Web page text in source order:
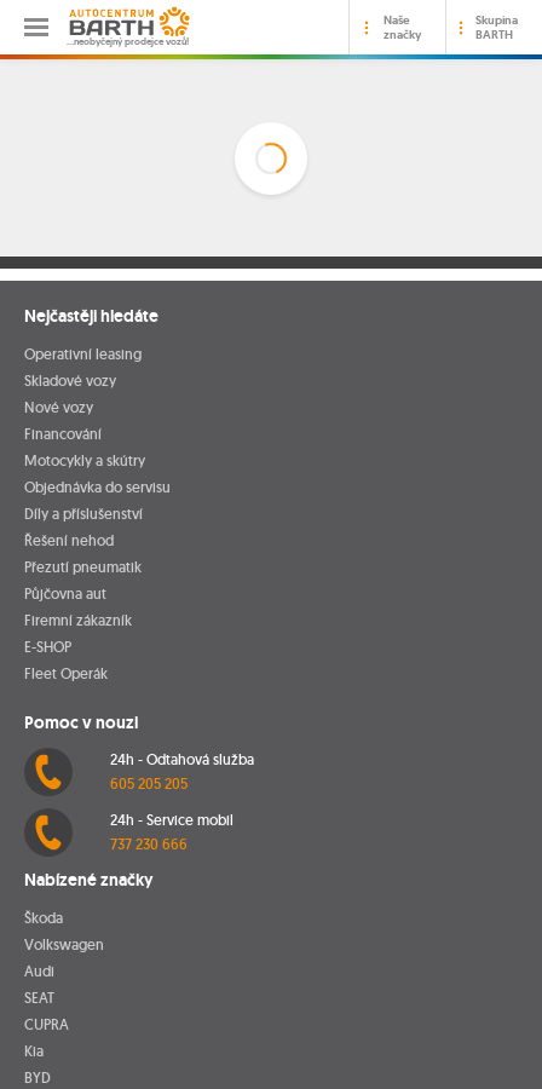
…neobyčejný prodejce vozů!
Naše
značky
Skupina
BARTH
Nejčastěji hledáte
Operativní leasing
Skladové vozy
Nové vozy
Financování
Motocykly a skútry
Objednávka do servisu
Díly a příslušenství
Řešení nehod
Přezutí pneumatik
Půjčovna aut
Firemní zákazník
E-SHOP
Fleet Operák
Pomoc v nouzi
24h - Odtahová služba
605 205 205
24h - Service mobil
737 230 666
Nabízené značky
Škoda
Volkswagen
Audi
SEAT
CUPRA
Kia
BYD